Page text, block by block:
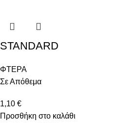
STANDARD
ΦΤΕΡΑ
Σε Απόθεμα
1,10 €
Προσθήκη στο καλάθι